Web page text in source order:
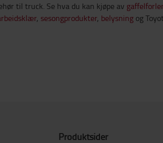
til truck. Se hva du kan kjøpe av
, sesongprodukter, belysningog
Produktsider